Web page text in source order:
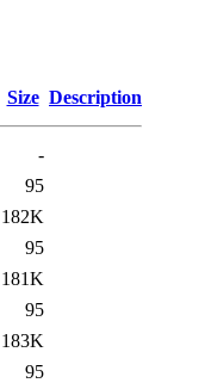
Size Description
-
95
182K
95
181K
95
183K
95